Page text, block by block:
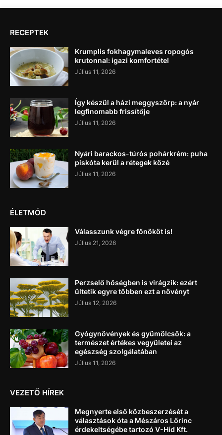
RECEPTEK
Krumplis fokhagymaleves ropogós
krutonnal: igazi komfortétel
Július 11, 2026
Így készül a házi meggyszörp: a nyár
legfinomabb frissítője
Július 11, 2026
Nyári barackos-túrós pohárkrém: puha
piskóta kerül a rétegek közé
Július 11, 2026
ÉLETMÓD
Válasszunk végre főnököt is!
Július 21, 2026
Perzselő hőségben is virágzik: ezért
ültetik egyre többen ezt a növényt
Július 12, 2026
Gyógynövények és gyümölcsök: a
természet értékes vegyületei az
egészség szolgálatában
Július 11, 2026
VEZETŐ HÍREK
Megnyerte első közbeszerzését a
választások óta a Mészáros Lőrinc
érdekeltségébe tartozó V-Híd Kft.